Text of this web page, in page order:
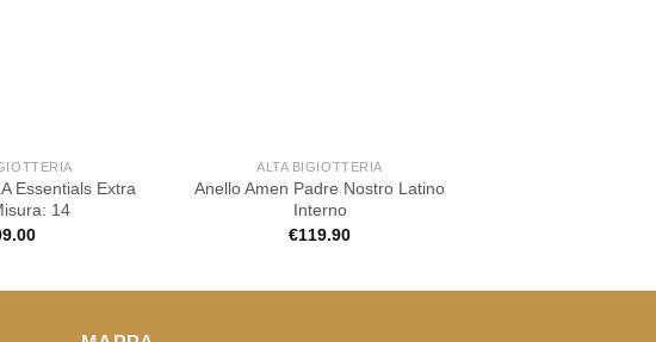
Essentials Extra
14
ALTA BIGIOTTERIA
Anello Amen Padre Nostro Latino
Interno
€119.90